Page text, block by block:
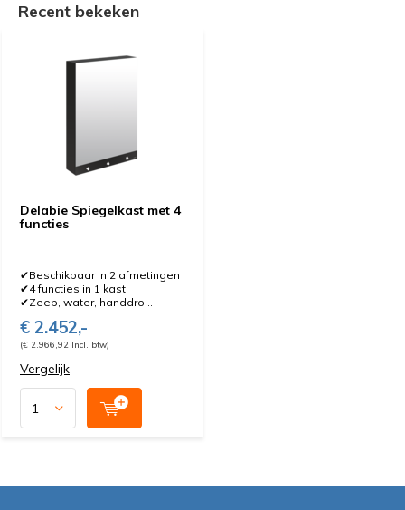
Recent bekeken
Delabie Spiegelkast met 4
functies
✔Beschikbaar in 2 afmetingen
✔4 functies in 1 kast
✔Zeep, water, handdro...
€ 2.452,-
(€ 2.966,92 Incl. btw)
Vergelijk